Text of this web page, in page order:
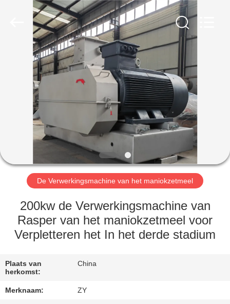
HUIS
PRODUCTEN
ONGEVEER
V.S.
FABRIEKSREIS
KWALITEITSCONTROLE
ONS
De Verwerkingsmachine van het maniokzetmeel
200kw de Verwerkingsmachine van
Rasper van het maniokzetmeel voor
Verpletteren het In het derde stadium
Plaats van
herkomst:
China
Merknaam: ZY